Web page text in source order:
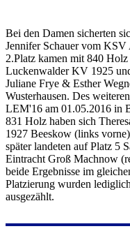
Bei den Damen sicherten
Jennifer Schauer vom
2.Platz kamen mit 840
Luckenwalder KV 1925
Juliane Frye & Esther
Wusterhausen. Des
LEM'16 am 01.05.2016 in
831 Holz haben sich
1927 Beeskow (links
später landeten auf Platz 5
Eintracht Groß Machnow
beide Ergebnisse im
Platzierung wurden
ausgezählt.